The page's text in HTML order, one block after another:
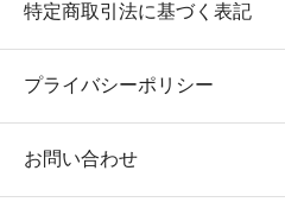
特定商取引法に基づく表記
プライバシーポリシー
お問い合わせ